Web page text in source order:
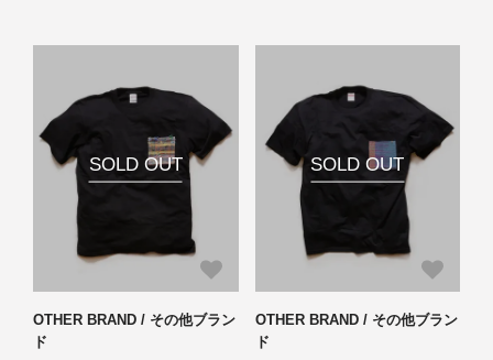
SOLD OUT
OTHER BRAND / その他ブラン
ド
SOLD OUT
OTHER BRAND / その他ブラン
ド